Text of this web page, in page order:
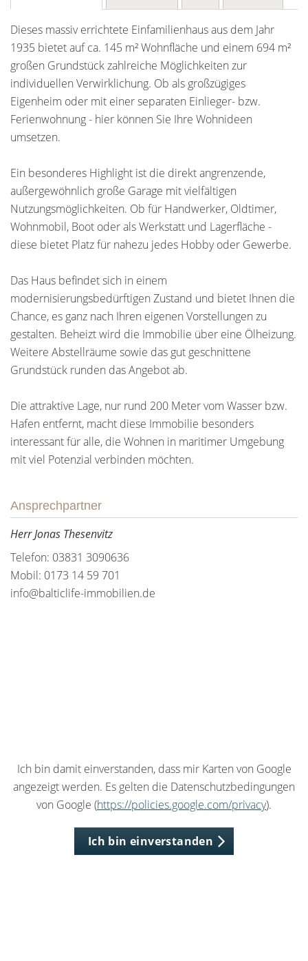
Dieses massiv errichtete Einfamilienhaus aus dem Jahr
1935 bietet auf ca. 145 m² Wohnfläche und einem 694 m²
großen Grundstück zahlreiche Möglichkeiten zur
individuellen Verwirklichung. Ob als großzügiges
Eigenheim oder mit einer separaten Einlieger- bzw.
Ferienwohnung - hier können Sie Ihre Wohnideen
umsetzen.
Ein besonderes Highlight ist die direkt angrenzende,
außergewöhnlich große Garage mit vielfältigen
Nutzungsmöglichkeiten. Ob für Handwerker, Oldtimer,
Wohnmobil, Boot oder als Werkstatt und Lagerfläche -
diese bietet Platz für nahezu jedes Hobby oder Gewerbe.
Das Haus befindet sich in einem
modernisierungsbedürftigen Zustand und bietet Ihnen die
Chance, es ganz nach Ihren eigenen Vorstellungen zu
gestalten. Beheizt wird die Immobilie über eine Ölheizung.
Weitere Abstellräume sowie das gut geschnittene
Grundstück runden das Angebot ab.
Die attraktive Lage, nur rund 200 Meter vom Wasser bzw.
Hafen entfernt, macht diese Immobilie besonders
interessant für alle, die Wohnen in maritimer Umgebung
mit viel Potenzial verbinden möchten.
Ansprechpartner
Herr Jonas Thesenvitz
Telefon: 03831 3090636
Mobil: 0173 14 59 701
info@balticlife-immobilien.de
Ich bin damit einverstanden, dass mir Karten von Google
angezeigt werden. Es gelten die Datenschutzbedingungen
von Google (https://policies.google.com/privacy).
Ich bin einverstanden